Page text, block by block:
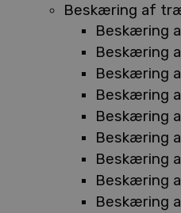
Beskæring af
Beskæring
Beskæring
Beskæring
Beskæring
Beskæring
Beskæring
Beskæring
Beskæring
Beskæring